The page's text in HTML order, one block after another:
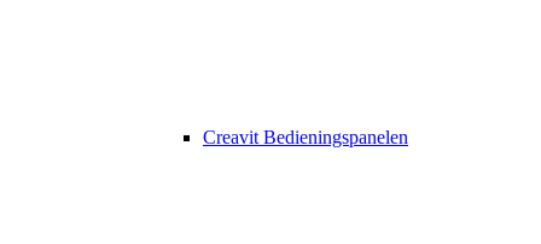
Creavit Bedieningspanelen